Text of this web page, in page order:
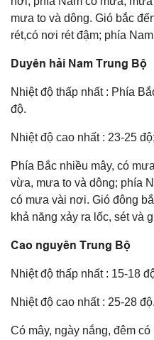
mưa to và dông. Gió bắc
rét,có nơi rét đậm; phía
Duyên hải Nam Trung Bộ
Nhiệt độ thấp nhất : Phía
độ.
Nhiệt độ cao nhất : 23-25
Phía Bắc nhiều mây, có
vừa, mưa to và dông; phía
có mưa vài nơi. Gió đông
khả năng xảy ra lốc, sét và
Cao nguyên Trung Bộ
Nhiệt độ thấp nhất : 15-18
Nhiệt độ cao nhất : 25-28 độ.
Có mây, ngày nắng, đêm